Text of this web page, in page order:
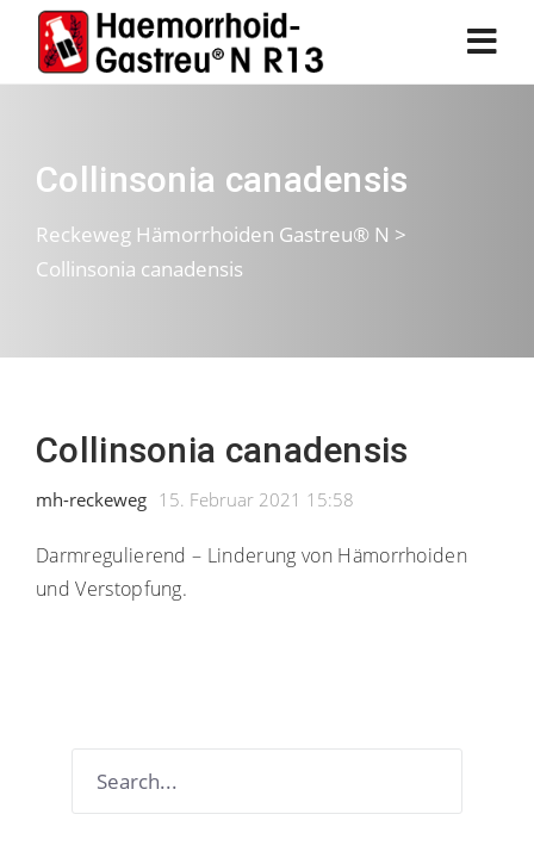
Collinsonia canadensis
Reckeweg Hämorrhoiden Gastreu® N >
Collinsonia canadensis
Collinsonia canadensis
mh-reckeweg 15. Februar 2021 15:58
Darmregulierend – Linderung von Hämorrhoiden
und Verstopfung.